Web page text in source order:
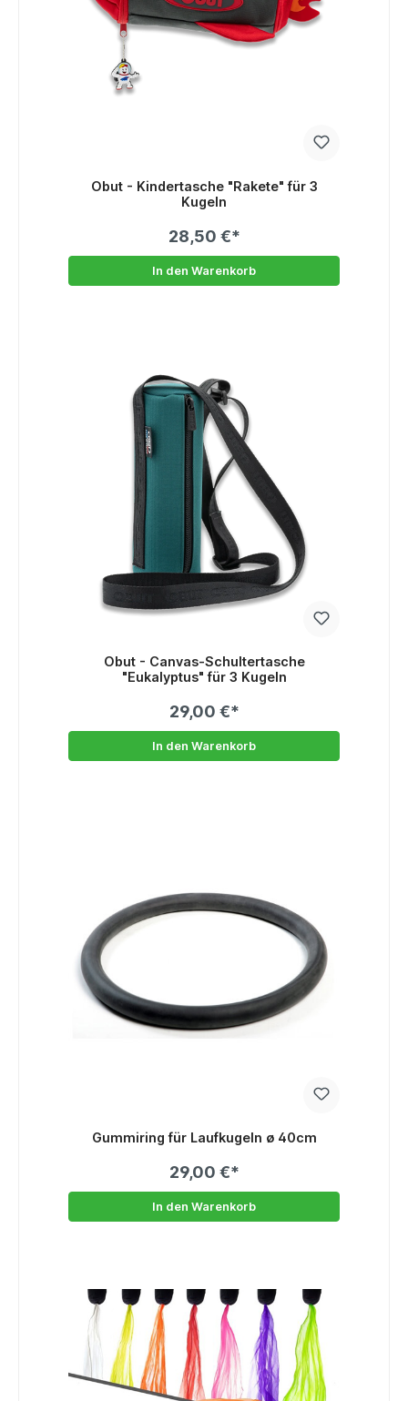
Obut - Kindertasche "Rakete" für 3
Kugeln
28,50 €*
In den Warenkorb
Obut - Canvas-Schultertasche
"Eukalyptus" für 3 Kugeln
29,00 €*
In den Warenkorb
Gummiring für Laufkugeln ø 40cm
29,00 €*
In den Warenkorb